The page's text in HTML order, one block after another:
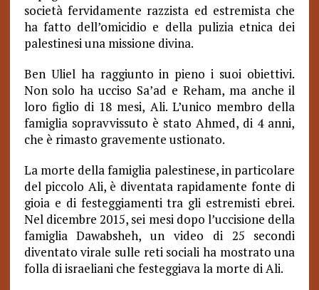
società fervidamente razzista ed estremista che
ha fatto dell’omicidio e della pulizia etnica dei
palestinesi una missione divina.
Ben Uliel ha raggiunto in pieno i suoi obiettivi.
Non solo ha ucciso Sa’ad e Reham, ma anche il
loro figlio di 18 mesi, Ali. L’unico membro della
famiglia sopravvissuto è stato Ahmed, di 4 anni,
che è rimasto gravemente ustionato.
La morte della famiglia palestinese, in particolare
del piccolo Ali, è diventata rapidamente fonte di
gioia e di festeggiamenti tra gli estremisti ebrei.
Nel dicembre 2015, sei mesi dopo l’uccisione della
famiglia Dawabsheh, un video di 25 secondi
diventato virale sulle reti sociali ha mostrato una
folla di israeliani che festeggiava la morte di Ali.